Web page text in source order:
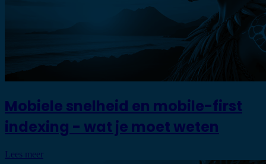
Mobiele snelheid en mobile-first
indexing - wat je moet weten
Lees meer